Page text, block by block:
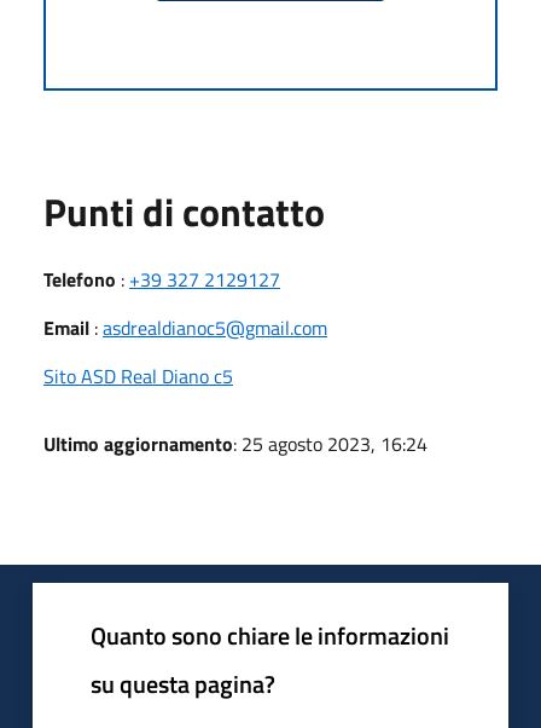
Punti di contatto
Telefono : +39 327 2129127
Email :asdrealdianoc5@gmail.com
Sito ASD Real Diano c5
Ultimo aggiornamento: 25 agosto 2023, 16:24
Quanto sono chiare le informazioni
su questa pagina?